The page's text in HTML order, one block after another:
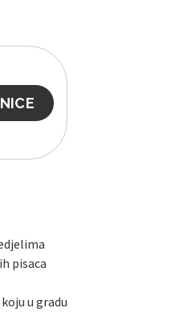
pisaca
u gradu